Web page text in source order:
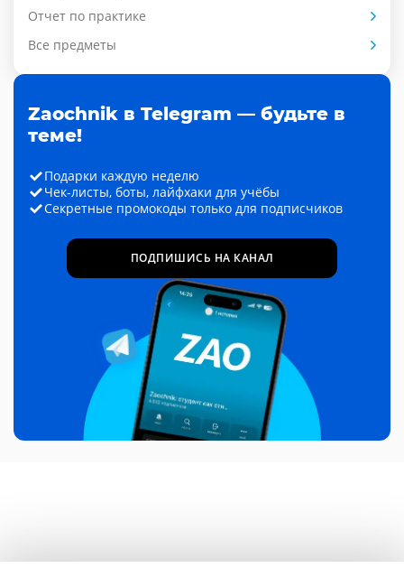
Отчет по практике
Все предметы
Zaochnik в Telegram — будьте в
теме!
Подарки каждую неделю
Чек-листы, боты, лайфхаки для учёбы
Секретные промокоды только для подписчиков
ПОДПИШИСЬ НА КАНАЛ